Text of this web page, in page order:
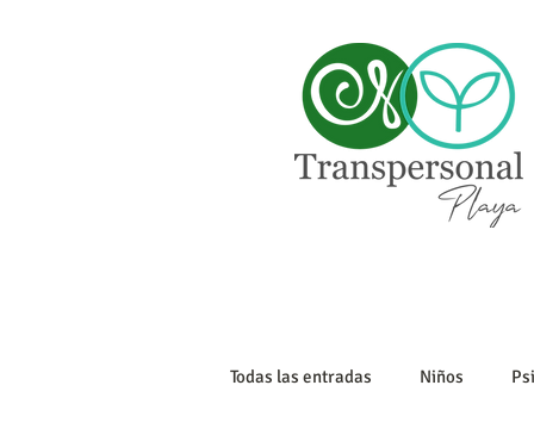
Todas las entradas Niños